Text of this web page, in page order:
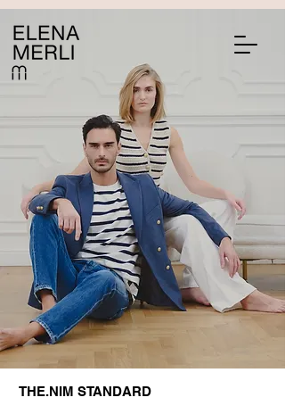
THE.NIM STANDARD